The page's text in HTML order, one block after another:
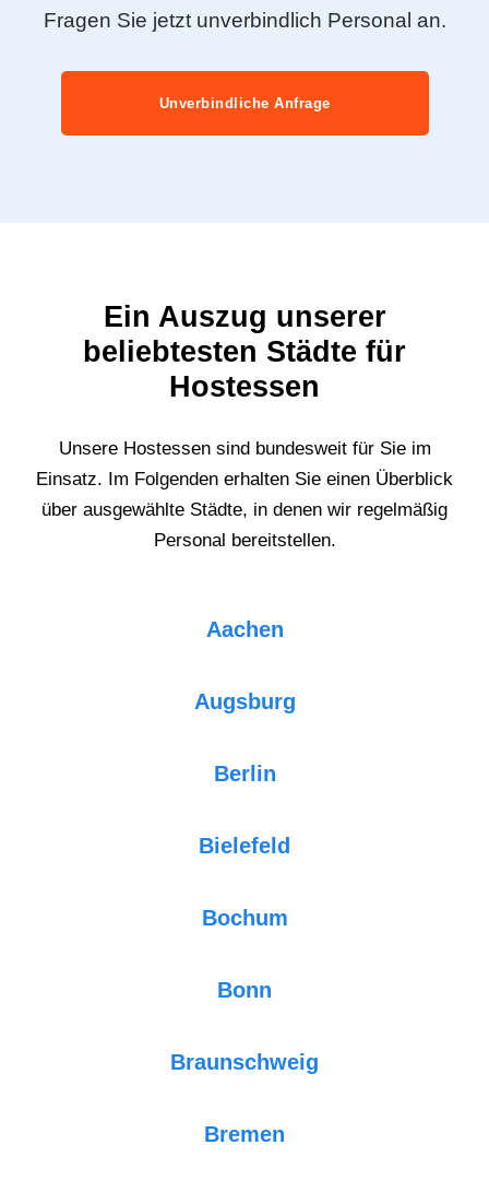
Fragen Sie jetzt unverbindlich Personal an.
Unverbindliche Anfrage
Ein Auszug unserer
beliebtesten Städte für
Hostessen
Unsere Hostessen sind bundesweit für Sie im
Einsatz. Im Folgenden erhalten Sie einen Überblick
über ausgewählte Städte, in denen wir regelmäßig
Personal bereitstellen.
Aachen
Augsburg
Berlin
Bielefeld
Bochum
Bonn
Braunschweig
Bremen